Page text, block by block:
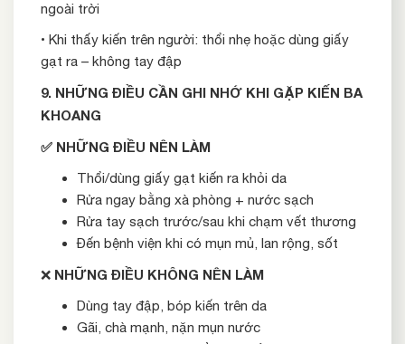
ngoài trời
• Khi thấy kiến trên người: thổi nhẹ hoặc dùng giấy
gạt ra – không tay đập
9. NHỮNG ĐIỀU CẦN GHI NHỚ KHI GẶP KIẾN BA
KHOANG
✅ NHỮNG ĐIỀU NÊN LÀM
Thổi/dùng giấy gạt kiến ra khỏi da
Rửa ngay bằng xà phòng + nước sạch
Rửa tay sạch trước/sau khi chạm vết thương
Đến bệnh viện khi có mụn mủ, lan rộng, sốt
❌ NHỮNG ĐIỀU KHÔNG NÊN LÀM
Dùng tay đập, bóp kiến trên da
Gãi, chà mạnh, nặn mụn nước